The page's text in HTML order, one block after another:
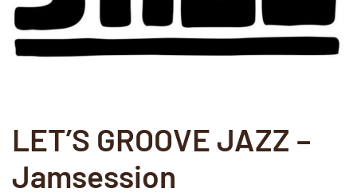
LET’S GROOVE JAZZ –
Jamsession